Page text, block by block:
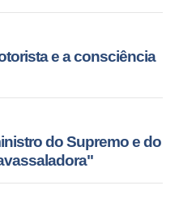
e a consciência
do Supremo e do